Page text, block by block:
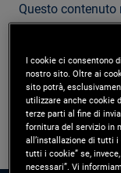
Questo
Modifica profilo
I cookie ci consentono
nostro sito. Oltre ai
sito potrà,
utilizzare anche cookie
terze parti al fine di
fornitura del servizio in
all’installazione di tutti
tutti i cookie” se,
necessari”. Vi